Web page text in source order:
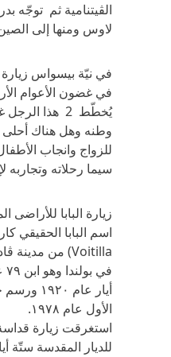
الڤيتنامية ثم توجّه
لاوس ومنها إلى
في‏ ‬نيّة بيسواس زيارة
في‏ ‬غضون الأعوام
‬يُخطّط 2 هذا
وطنه وهل هناك أحلى
للزواج وانجاب
سيما رحلاته وتجاربه
زيارة البابا للأراضى
الأول عام ١٩٧٨. ‬
استغرقت زيارة قداسة